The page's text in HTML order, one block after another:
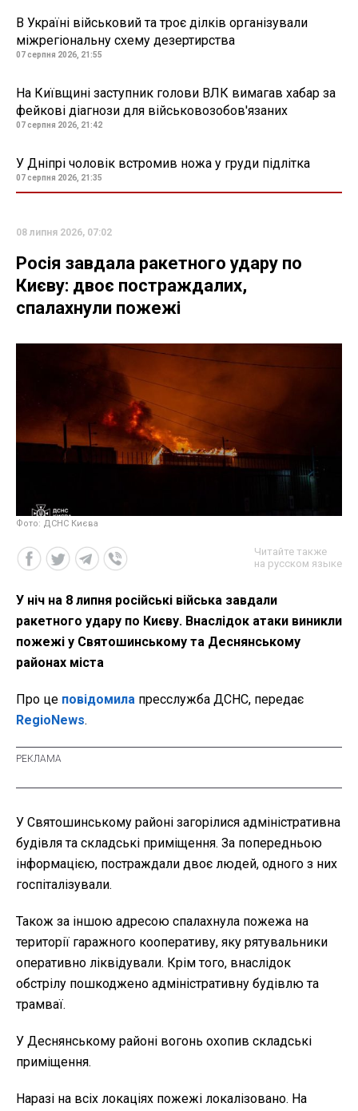
В Україні військовий та троє ділків організували
міжрегіональну схему дезертирства
07 серпня 2026, 21:55
На Київщині заступник голови ВЛК вимагав хабар за
фейкові діагнози для військовозобов'язаних
07 серпня 2026, 21:42
У Дніпрі чоловік встромив ножа у груди підлітка
07 серпня 2026, 21:35
08 липня 2026, 07:02
Росія завдала ракетного удару по
Києву: двоє постраждалих,
спалахнули пожежі
Фото: ДСНС Києва
Читайте также
на русском языке
У ніч на 8 липня російські війська завдали
ракетного удару по Києву. Внаслідок атаки виникли
пожежі у Святошинському та Деснянському
районах міста
Про це повідомила пресслужба ДСНС, передає
RegioNews.
У Святошинському районі загорілися адміністративна
будівля та складські приміщення. За попередньою
інформацією, постраждали двоє людей, одного з них
госпіталізували.
Також за іншою адресою спалахнула пожежа на
території гаражного кооперативу, яку рятувальники
оперативно ліквідували. Крім того, внаслідок
обстрілу пошкоджено адміністративну будівлю та
трамваї.
У Деснянському районі вогонь охопив складські
приміщення.
Наразі на всіх локаціях пожежі локалізовано. На